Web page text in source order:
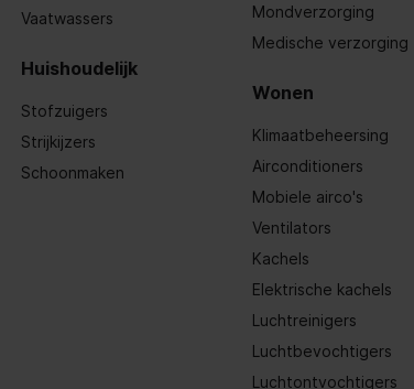
Vaatwassers
Huishoudelijk
Stofzuigers
Strijkijzers
Schoonmaken
Mondverzorging
Medische verzorging
Wonen
Klimaatbeheersing
Airconditioners
Mobiele airco's
Ventilators
Kachels
Elektrische kachels
Luchtreinigers
Luchtbevochtigers
Luchtontvochtigers